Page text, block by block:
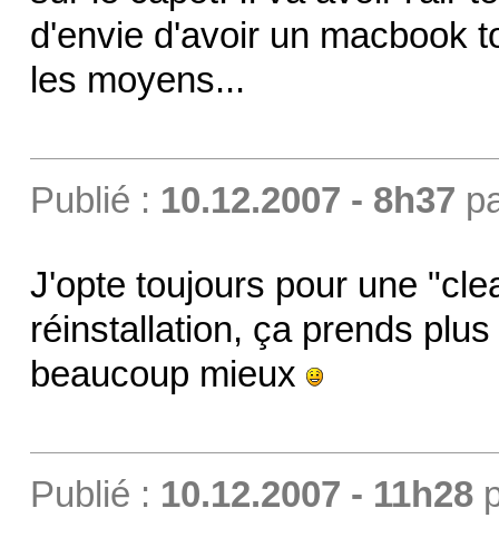
d'envie d'avoir un macbook
les moyens...
Publié : 10.12.2007 - 8h37
J'opte toujours pour une
réinstallation, ça prends
beaucoup mieux
Publié : 10.12.2007 - 11h28